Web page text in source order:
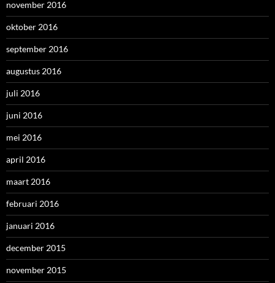
november 2016
oktober 2016
september 2016
augustus 2016
juli 2016
juni 2016
mei 2016
april 2016
maart 2016
februari 2016
januari 2016
december 2015
november 2015